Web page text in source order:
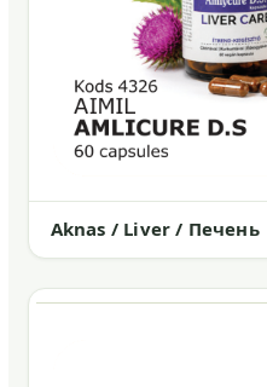
Aknas / Liver / Печень